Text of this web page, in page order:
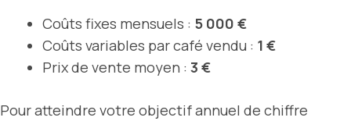
Coûts fixes mensuels : 5 000 €
Coûts variables par café vendu : 1 €
Prix de vente moyen : 3 €
Pour atteindre votre objectif annuel de chiffre